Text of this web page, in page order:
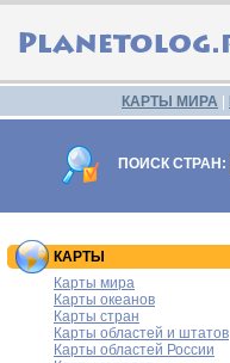
КАРТЫ МИРА
ПОИСК СТРАН:
КАРТЫ
Карты мира
Карты океанов
Карты стран
Карты областей и штатов
Карты областей России